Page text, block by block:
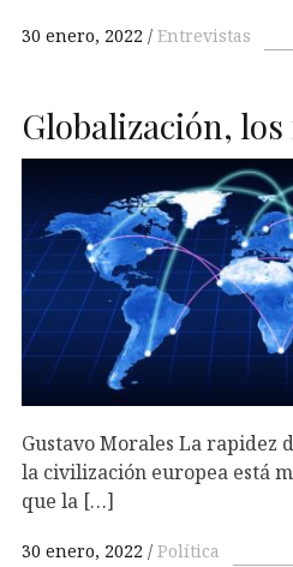
30 enero, 2022 Entrevistas
Globalización,
Gustavo Morales La rapidez
la civilización europea está
que la […]
30 enero, 2022 Política